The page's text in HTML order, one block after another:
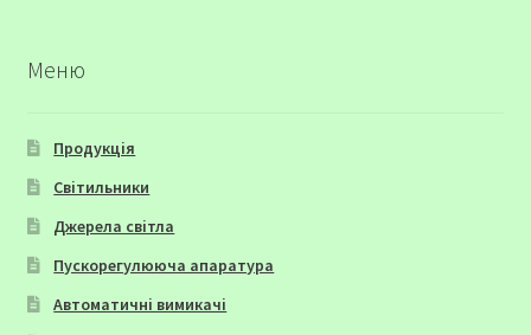
Меню
Продукція
Світильники
Джерела світла
Пускорегулююча апаратура
Автоматичні вимикачі